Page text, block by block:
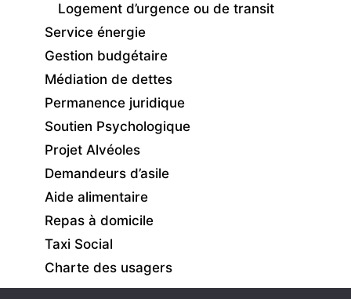
Logement d’urgence ou de transit
Service énergie
Gestion budgétaire
Médiation de dettes
Permanence juridique
Soutien Psychologique
Projet Alvéoles
Demandeurs d’asile
Aide alimentaire
Repas à domicile
Taxi Social
Charte des usagers